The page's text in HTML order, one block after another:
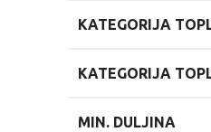
KATEGORIJA
KATEGORIJA
MIN. DULJINA